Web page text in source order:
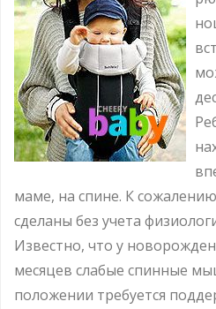
маме, на спине. К
сделаны без учета
Известно, что у
месяцев слабые спинные
положении требуется